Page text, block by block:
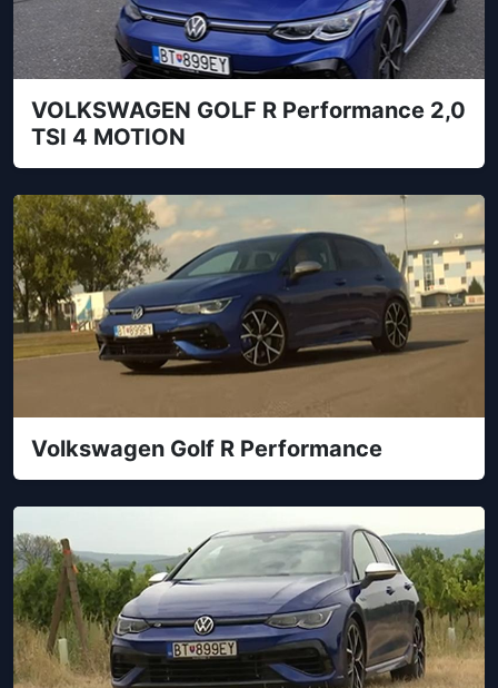
VOLKSWAGEN GOLF R Performance 2,0
TSI 4 MOTION
Volkswagen Golf R Performance